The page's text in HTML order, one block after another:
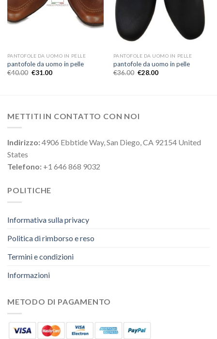
PANTOFOLE DA UOMO IN PELLE
pantofole da uomo in pelle
€40.00 €31.00
PANTOFOLE DA UOMO IN PELLE
pantofole da uomo in pelle
€36.00 €28.00
METTITI IN CONTATTO CON NOI
Indirizzo:4906 Ebbtide Way, San Diego, CA 92154 United
States
Telefono: +1 646 868 9032
POLITICHE
Informativa sulla privacy
Politica di rimborso e reso
Termini e condizioni
Informazioni
METODO DI PAGAMENTO